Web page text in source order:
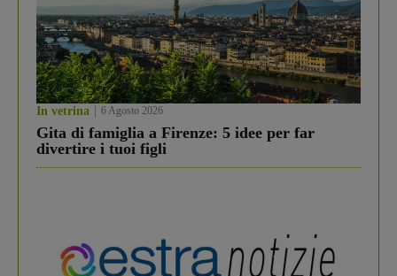
In vetrina 6 Agosto 2026
Gita di famiglia a Firenze: 5 idee per far
divertire i tuoi figli